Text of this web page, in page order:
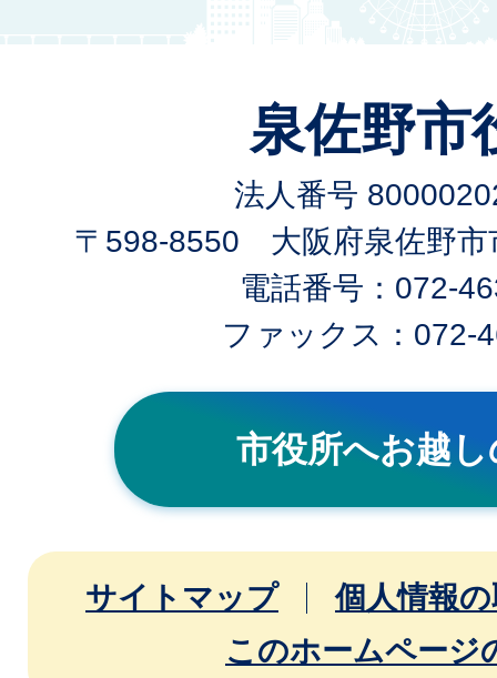
泉佐野市
法人番号
〒598-8550 大阪府泉佐野市
電話番号：072-
ファックス：072-
市役所へお越
サイトマップ
個人情報
このホームページ